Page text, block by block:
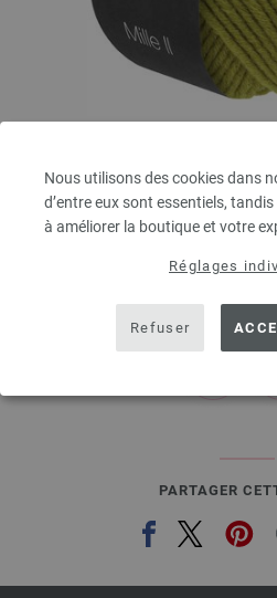
Nous utilisons des cookies dans
d’entre eux sont essentiels,
à améliorer la boutique et votre
Réglages
Refuser
MILLE
50 % Laine vierge
Longueur de la bobine:
3,78 €
prev
PARTAGER